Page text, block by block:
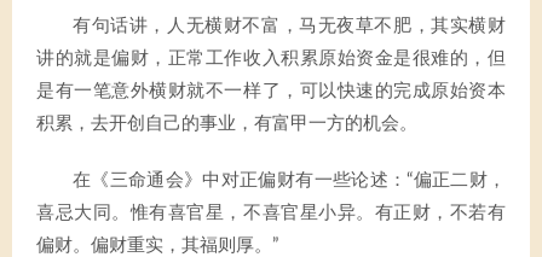
有句话讲，人无横财不富，马无夜草不肥，其实横财
讲的就是偏财，正常工作收入积累原始资金是很难的，但
是有一笔意外横财就不一样了，可以快速的完成原始资本
积累，去开创自己的事业，有富甲一方的机会。
在《三命通会》中对正偏财有一些论述：“偏正二财，
喜忌大同。惟有喜官星，不喜官星小异。有正财，不若有
偏财。偏财重实，其福则厚。”